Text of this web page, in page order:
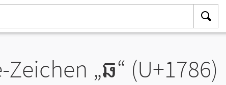
„ឆ“ (U+1786)